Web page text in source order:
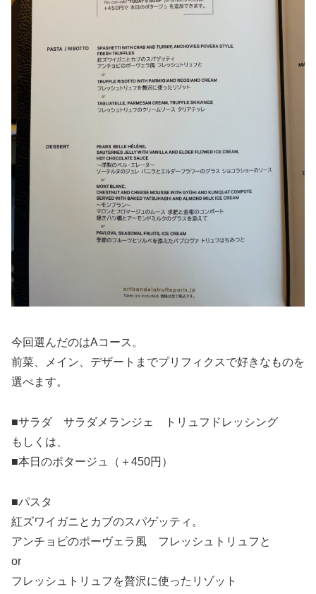
今回選んだのはAコース。
前菜、メイン、デザートまでプリフィクスで好きなものを
選べます。
■サラダ サラダメランジェ トリュフドレッシング
もしくは、
■本日のポタージュ（＋450円）
■パスタ
紅ズワイガニとカブのスパゲッティ。
アンチョビのポーヴェラ風 フレッシュトリュフと
or
フレッシュトリュフを贅沢に使ったリゾット